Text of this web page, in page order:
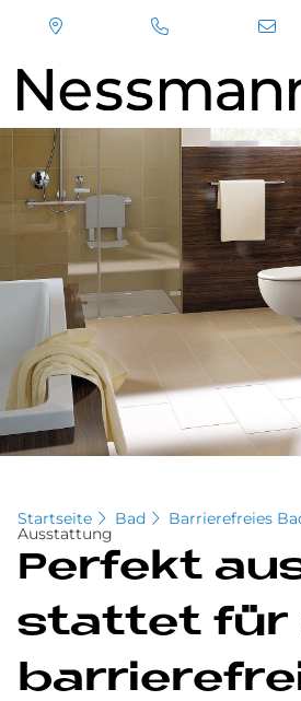
Inhalt
Startseite Bad Barrierefreies
Ausstattung
Per­fe­kt
stat­tet für